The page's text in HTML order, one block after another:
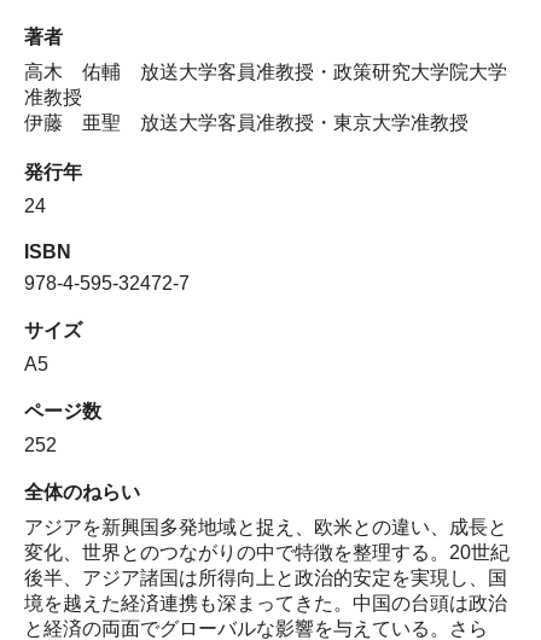
著者
高木 佑輔 放送大学客員准教授・政策研究大学院大学
准教授
伊藤 亜聖 放送大学客員准教授・東京大学准教授
発行年
24
ISBN
978-4-595-32472-7
サイズ
A5
ページ数
252
全体のねらい
アジアを新興国多発地域と捉え、欧米との違い、成長と
変化、世界とのつながりの中で特徴を整理する。20世紀
後半、アジア諸国は所得向上と政治的安定を実現し、国
境を越えた経済連携も深まってきた。中国の台頭は政治
と経済の両面でグローバルな影響を与えている。さら